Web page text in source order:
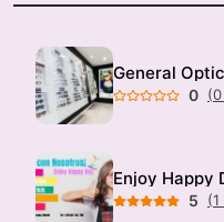
0
Enjoy Happy
5